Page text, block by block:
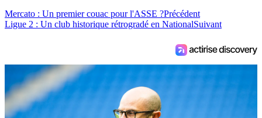
Mercato : Un premier couac pour l'ASSE ?Précédent
Ligue 2 : Un club historique rétrogradé en NationalSuivant